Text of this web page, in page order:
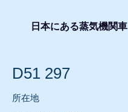
日本にある蒸気機関車
D51 297
所在地